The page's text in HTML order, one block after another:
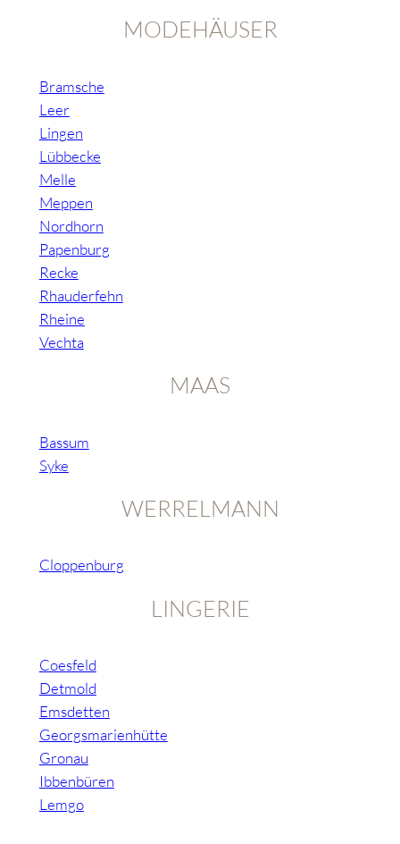
MODEHÄUSER
Bramsche
Leer
Lingen
Lübbecke
Melle
Meppen
Nordhorn
Papenburg
Recke
Rhauderfehn
Rheine
Vechta
MAAS
Bassum
Syke
WERRELMANN
Cloppenburg
LINGERIE
Coesfeld
Detmold
Emsdetten
Georgsmarienhütte
Gronau
Ibbenbüren
Lemgo